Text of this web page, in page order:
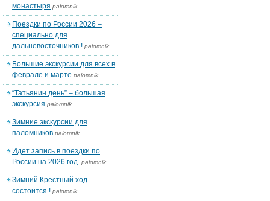
монастыря palomnik
Поездки по России 2026 –
специально для
дальневосточников ! palomnik
Большие экскурсии для всех в
феврале и марте palomnik
“Татьянин день” – большая
экскурсия palomnik
Зимние экскурсии для
паломников palomnik
Идет запись в поездки по
России на 2026 год. palomnik
Зимний Крестный ход
состоится ! palomnik